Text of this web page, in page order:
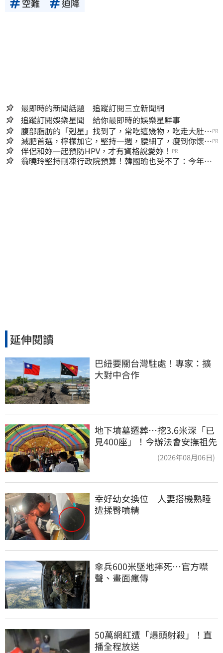
空難 迫降
最即時的新聞話題 追蹤訂閱三立新聞網
追蹤訂閱娛樂星聞 給你最即時的娛樂星鮮事
腹部脂肪的「剋星」找到了，常吃這幾物，吃走大肚
囊，瘦出小蠻腰
PR
減肥首選，檸檬加它，堅持一週，腰細了，瘦到你懷疑
人生
PR
伴侶和妳一起預防HPV，才有資格說愛妳！ PR
翁曉玲堅持刪凍行政院預算！韓國瑜也受不了：今年剩4
延伸閱讀
巴紐要關台灣駐處！專家：擴
大對中合作
地下墳墓遷葬…挖3.6米深「已
見400座」！今辦法會安撫祖先
(2026年08月06日)
幸好幼女換位　人妻搭機熟睡
遭揉臀噴精
傘兵600米墜地摔死…官方噤
聲、畫面瘋傳
50萬網紅遭「爆頭射殺」！直
播全程放送